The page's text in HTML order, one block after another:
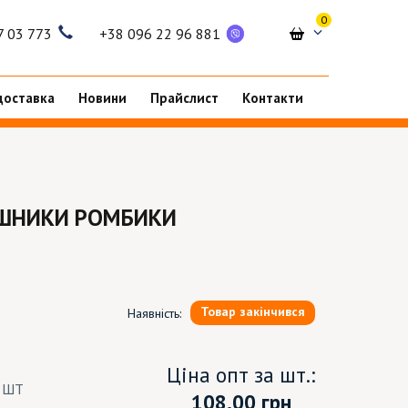
03 773 +38 096 22 96 881
0
Новини Прайслист Контакти
РОМБИКИ
Наявність: Товар закінчився
ШТ
Ціна опт за шт.:
108.00 грн